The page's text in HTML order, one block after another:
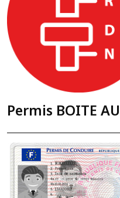
Permis BOITE